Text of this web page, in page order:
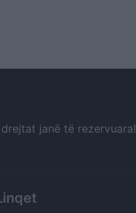
janë të rezervuara!